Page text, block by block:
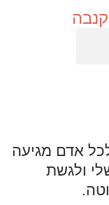
אדם מגיעה
ולגשת